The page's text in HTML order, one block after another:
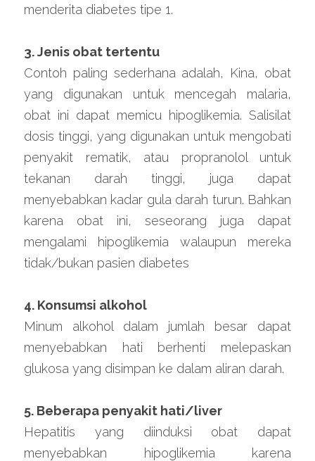
menderita diabetes tipe 1.
3. Jenis obat tertentu
Contoh paling sederhana adalah, Kina, obat
yang digunakan untuk mencegah malaria,
obat ini dapat memicu hipoglikemia. Salisilat
dosis tinggi, yang digunakan untuk mengobati
penyakit rematik, atau propranolol untuk
tekanan darah tinggi, juga dapat
menyebabkan kadar gula darah turun. Bahkan
karena obat ini, seseorang juga dapat
mengalami hipoglikemia walaupun mereka
tidak/bukan pasien diabetes
4. Konsumsi alkohol
Minum alkohol dalam jumlah besar dapat
menyebabkan hati berhenti melepaskan
glukosa yang disimpan ke dalam aliran darah.
5. Beberapa penyakit hati/liver
Hepatitis yang diinduksi obat dapat
menyebabkan hipoglikemia karena